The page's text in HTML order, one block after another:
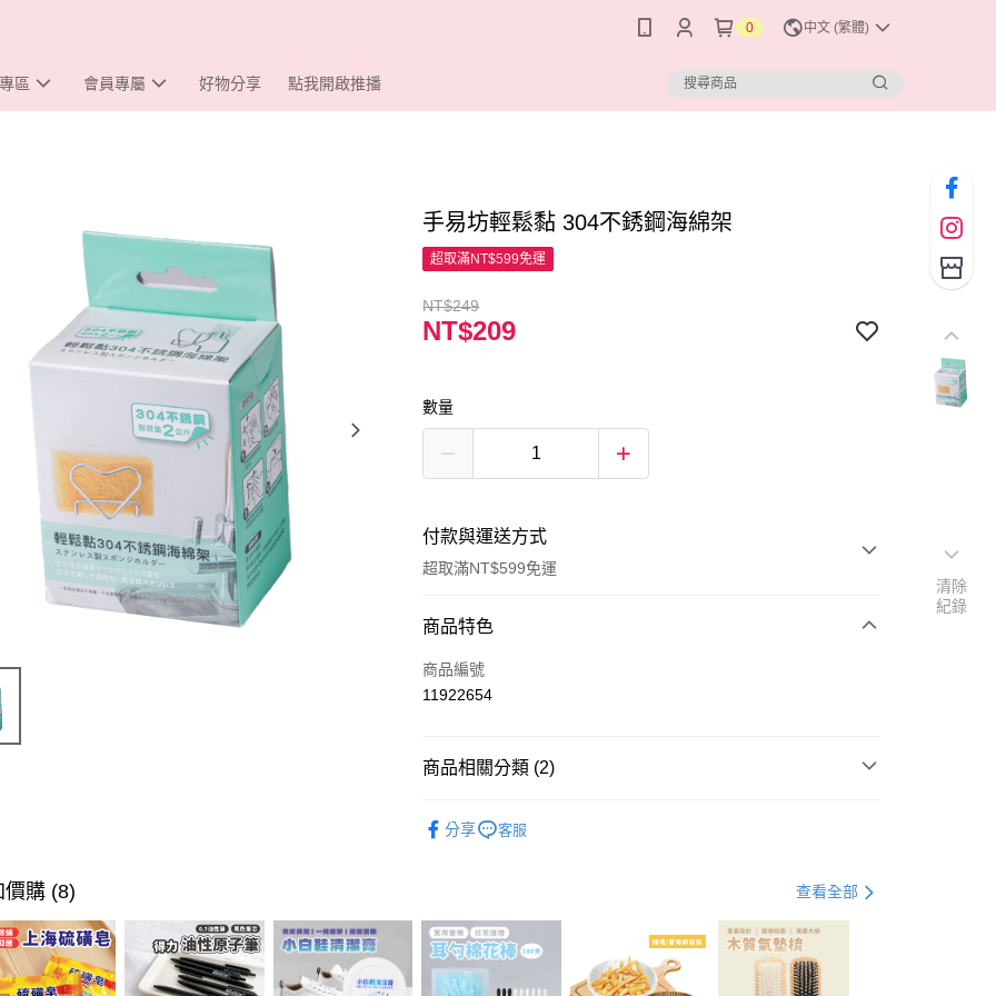
0 中文 (繁體)
區 會員專屬 好物分享 點我開啟推播
手易坊輕鬆黏 304不銹鋼海綿架
超取滿NT$599免運
NT$249
NT$209
數量
付款與運送方式
超取滿NT$599免運
付款方式
信用卡一次付款
街口支付
運送方式
商品特色
商品編號
11922654
商品相關分類 (2)
分享 客服
價購 (8) 查看全部
清除
紀錄